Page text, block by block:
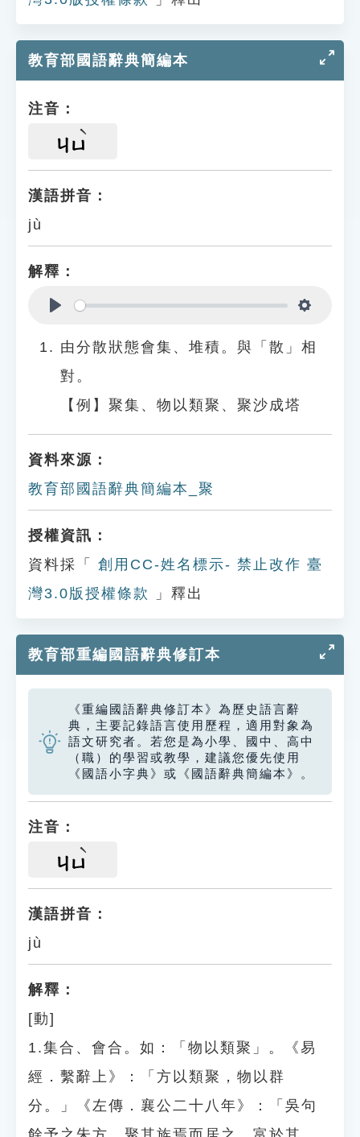
教育部國語辭典簡編本
注音：
ㄐㄩ
漢語拼音：
jù
解釋：
由分散狀態會集、堆積。與「散」相
對。
【例】聚集、物以類聚、聚沙成塔
資料來源：
教育部國語辭典簡編本_聚
授權資訊：
資料採「
創用CC-姓名標示- 禁止改作 臺
灣3.0版授權條款
」釋出
教育部重編國語辭典修訂本
《重編國語辭典修訂本》為歷史語言辭
典，主要記錄語言使用歷程，適用對象為
語文研究者。若您是為小學、國中、高中
（職）的學習或教學，建議您優先使用
《國語小字典》或《國語辭典簡編本》。
注音：
ㄐㄩ
漢語拼音：
jù
解釋：
[動]
1.集合、會合。如：「物以類聚」。《易
經．繫辭上》：「方以類聚，物以群
分。」《左傳．襄公二十八年》：「吳句